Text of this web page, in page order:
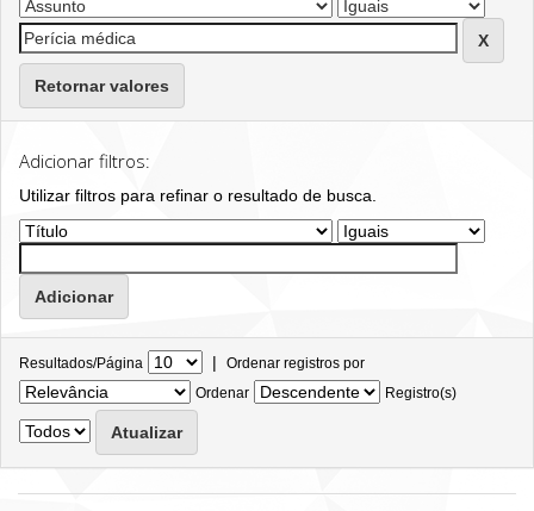
Retornar valores
Adicionar filtros:
Utilizar filtros para refinar o resultado de busca.
Resultados/Página | Ordenar registros por
Ordenar
Registro(s)